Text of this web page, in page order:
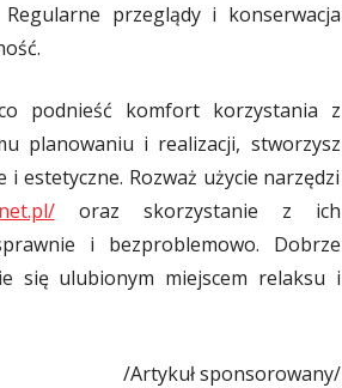
przeglądy i konserwacja
podnieść komfort korzystania z
planowaniu i realizacji, stworzysz
estetyczne. Rozważ użycie narzędzi
oraz skorzystanie z ich
i bezproblemowo. Dobrze
się ulubionym miejscem relaksu i
/Artykuł sponsorowany/